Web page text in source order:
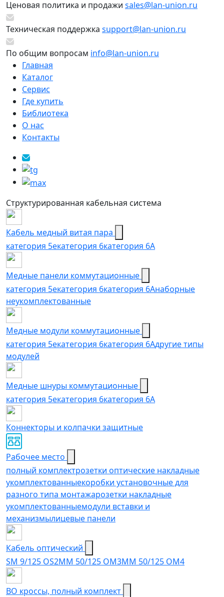
Ценовая политика и продажи sales@lan-union.ru
Техническая поддержка support@lan-union.ru
По общим вопросам info@lan-union.ru
Главная
Каталог
Сервис
Где купить
Библиотека
О нас
Контакты
Структурированная кабельная система
Кабель медный витая пара
категория 5eкатегория 6категория 6А
Медные панели коммутационные
категория 5екатегория 6категория 6Aнаборные
неукомплектованные
Медные модули коммутационные
категория 5екатегория 6категория 6Aдругие типы
модулей
Медные шнуры коммутационные
категория 5eкатегория 6категория 6A
Коннекторы и колпачки защитные
Рабочее место
полный комплектрозетки оптические накладные
укомплектованныекоробки установочные для
разного типа монтажарозетки накладные
укомплектованныемодули вставки и
механизмылицевые панели
Кабель оптический
SM 9/125 OS2MM 50/125 OM3MM 50/125 OM4
ВО кроссы, полный комплект